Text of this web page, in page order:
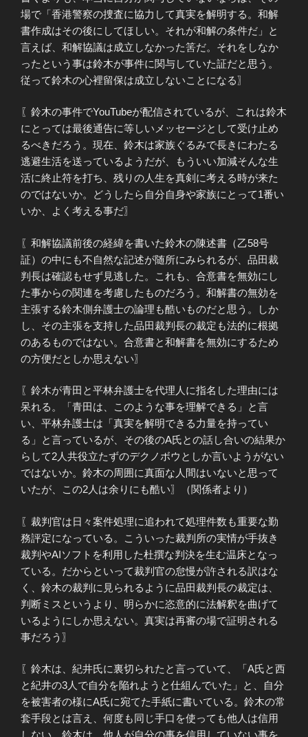
場で「香港警察の捜査に協力して真実を解明する。和解
書作成はその後にしてほしい。それが和解の条件だ」と
言えば、和解協議は成立しなかった筈だ。それをしなか
ったという事は鈴木が事件に関与していた証だと思う。
従って鈴木の心裡留保は成立しないことになる〗
〖鈴木の事件でYouTubeが配信されているが、これは鈴木
にとっては最後通告に等しいメッセージとして受け止め
るべきだろう。現在、鈴木は家族ぐるみで長きにわたる
逃避生活を送っているようだが、もういい加減そんな生
活に終止符を打ち、残りの人生を真剣に考える時が来た
のではないか。どうしたら自分自身や家族にとって1番い
いか、よく考える事だ〗
〖和解協議前後の経緯を書いた鈴木の陳述書（乙58号
証）の中にも不自然な記述が随所にみられるが、品田裁
判長は確認もせず見逃した。これも、合意書を無効にし
た事からの関連を考慮したものだろう。和解書の無効を
主張する鈴木側弁護士の論理も酷いものだと思う。しか
し、その主張を支持した品田裁判長の裁定も法的に根拠
のあるものではない。合意書と和解書を無効にするため
の方便だとしか思えない〗
〖鈴木が青田と平林弁護士を代理人に指名した理由には
呆れる。「青田は、このような事を理解できる」と言
い、平林弁護士は「真実を解明できる力量を持ってい
る」と言っているが、その後のA氏との話し合いの結果か
らして2人共役立たずのデクノボウとしか言いようがない
ではないか。鈴木の周囲に真面な人間はいないと思って
いたが、この2人は余りにも酷い〗（関係者より）
〖裁判官は日々案件処理に追われて処理件数も重要な勤
務評定になっている。こういった裁判所の実情が手抜き
裁判やAIソフトを利用した杜撰な判決を生む温床となっ
ている。だからといって裁判官の怠慢が許される訳はな
く、鈴木の裁判に見られるように品田裁判長の裁定は、
判断ミスというより、明らかに恣意的に法解釈を曲げて
いるようにしか思えない。真実は再審の場で証明される
事だろう〗
〖鈴木は、紀井氏に裏切られたと言っていて、「A氏と西
と紀井の3人で自分を陥れようと仕組んでいた」と、自分
を被害者の様にA氏に宛てた手紙に書いている。鈴木の常
套手段とは言え、何度も同じ手口を使っても他人は信用